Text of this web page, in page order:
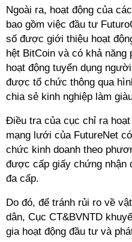
Ngoài ra, hoạt động của
bao gồm việc đầu tư
số được giới thiệu hoạt
hệt BitCoin và có khả năng
hoạt động tuyển dụng
được tổ chức thông qua
chia sẻ kinh nghiệp làm
Điều tra của cục chỉ ra
mạng lưới của FutureNet
chức kinh doanh theo
được cấp giấy chứng nhận
đa cấp.
Do đó, để tránh rủi ro về
dân, Cục CT&BVNTD
gia hoạt động đầu tư và